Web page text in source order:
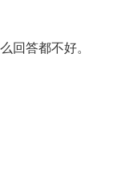
答都不好。